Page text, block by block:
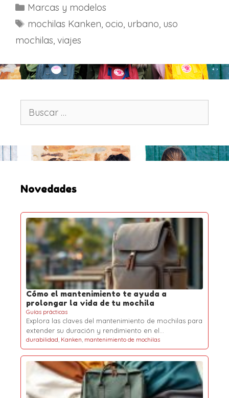
C
a
g
o
í
a
Marcas y modelos
E
t
q
u
a
mochilas Kanken, ocio, urbano, uso
mochilas, viajes
:Novedades
Cómo el mantenimiento te ayuda a
prolongar la vida de tu mochila
Guías prácticas
Explora las claves del mantenimiento de mochilas para
extender su duración y rendimiento en el…
durabilidad, Kanken, mantenimiento de mochilas